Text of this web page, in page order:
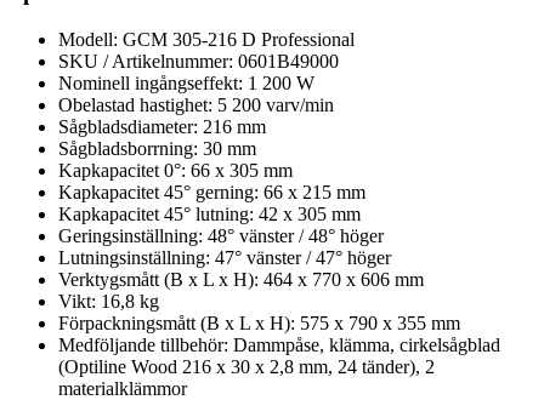
Modell: GCM 305-216 D Professional
SKU / Artikelnummer: 0601B49000
Nominell ingångseffekt: 1 200 W
Obelastad hastighet: 5 200 varv/min
Sågbladsdiameter: 216 mm
Sågbladsborrning: 30 mm
Kapkapacitet 0°: 66 x 305 mm
Kapkapacitet 45° gerning: 66 x 215 mm
Kapkapacitet 45° lutning: 42 x 305 mm
Geringsinställning: 48° vänster / 48° höger
Lutningsinställning: 47° vänster / 47° höger
Verktygsmått (B x L x H): 464 x 770 x 606 mm
Vikt: 16,8 kg
Förpackningsmått (B x L x H): 575 x 790 x 355 mm
Medföljande tillbehör: Dammpåse, klämma, cirkelsågblad
(Optiline Wood 216 x 30 x 2,8 mm, 24 tänder), 2
materialklämmor